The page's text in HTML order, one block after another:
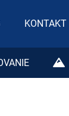
KONTAKT